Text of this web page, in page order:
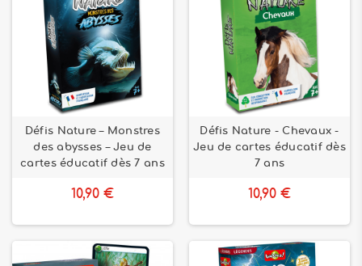
Défis Nature – Monstres
des abysses – Jeu de
cartes éducatif dès 7 ans
10,90 €
Défis Nature - Chevaux -
Jeu de cartes éducatif dès
7 ans
10,90 €